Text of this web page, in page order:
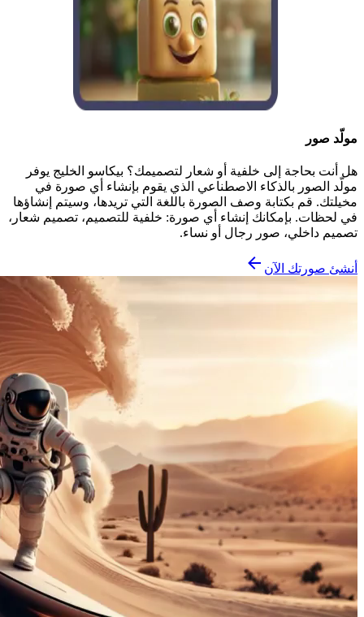
مولّد صور
هل أنت بحاجة إلى خلفية أو شعار لتصميمك؟ بيكاسو الخليج يوفر
مولّد الصور بالذكاء الاصطناعي الذي يقوم بإنشاء أي صورة في
مخيلتك. قم بكتابة وصف الصورة باللغة التي تريدها، وسيتم إنشاؤها
في لحظات. بإمكانك إنشاء أي صورة: خلفية للتصميم، تصميم شعار،
تصميم داخلي، صور رجال أو نساء.
أنشئ صورتك الآن